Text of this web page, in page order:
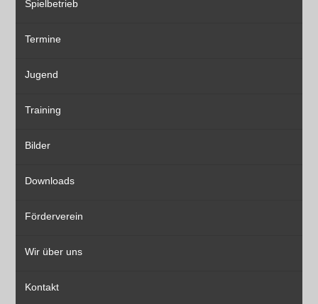
Spielbetrieb
Termine
Jugend
Training
Bilder
Downloads
Förderverein
Wir über uns
Kontakt